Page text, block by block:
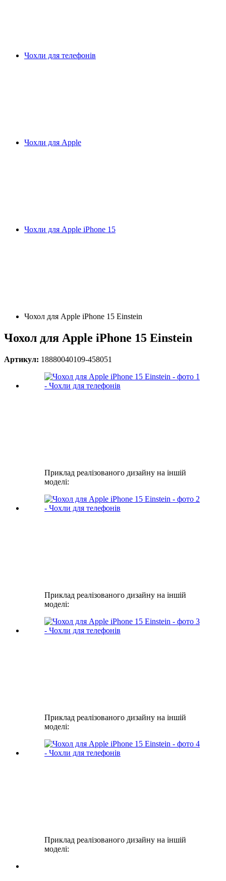
Чохли для телефонів
Чохли для Apple
Чохли для Apple iPhone 15
Чохол для Apple iPhone 15 Einstein
Чохол для Apple iPhone 15 Einstein
Артикул: 18880040109-458051
Приклад реалізованого дизайну на іншій
моделі:
Приклад реалізованого дизайну на іншій
моделі:
Приклад реалізованого дизайну на іншій
моделі:
Приклад реалізованого дизайну на іншій
моделі: